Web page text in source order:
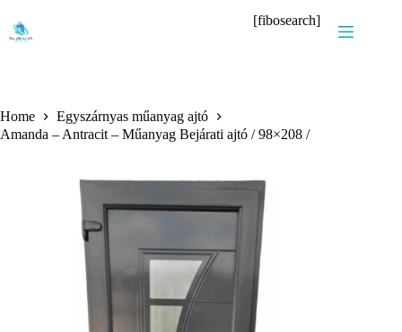
content
[fibosearch]
Home
Egyszárnyas műanyag ajtó
Amanda – Antracit – Műanyag Bejárati ajtó / 98×208 /